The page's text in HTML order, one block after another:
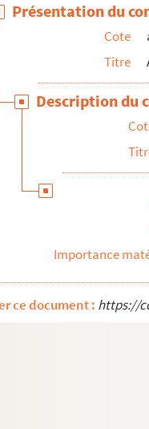
en patois de Lille
Présentation du
Cote
Titre
Description du
Importance
ce document : https://